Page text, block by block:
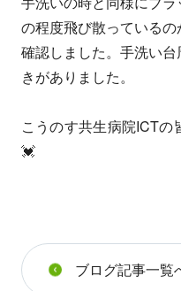
の程度飛び散っているの
確認しました。手洗い
きがありました。
こうのす共生病院ICTの
💓
ブログ記事一覧